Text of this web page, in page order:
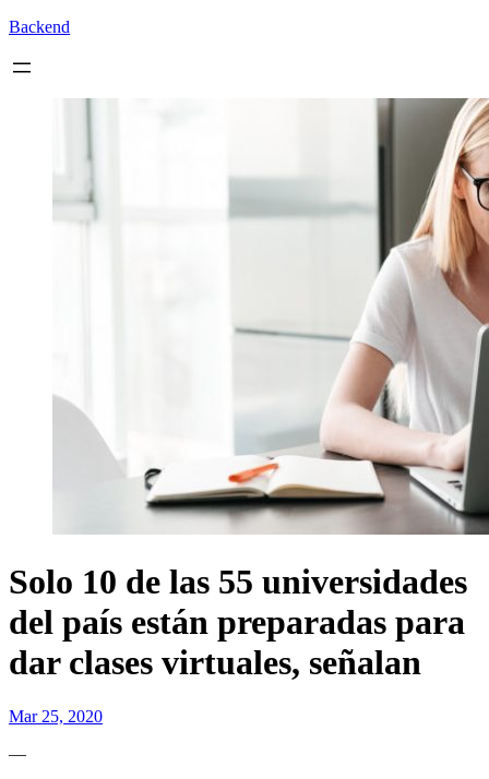
Backend
Solo 10 de las 55 universidades
del país están preparadas para
dar clases virtuales, señalan
Mar 25, 2020
—